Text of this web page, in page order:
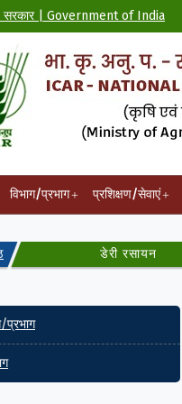
सरकार | Government of India
विभाग/प्रभाग प्रशिक्षण/सेवाएं
डेरी रसायन
navigation
प्रभाग